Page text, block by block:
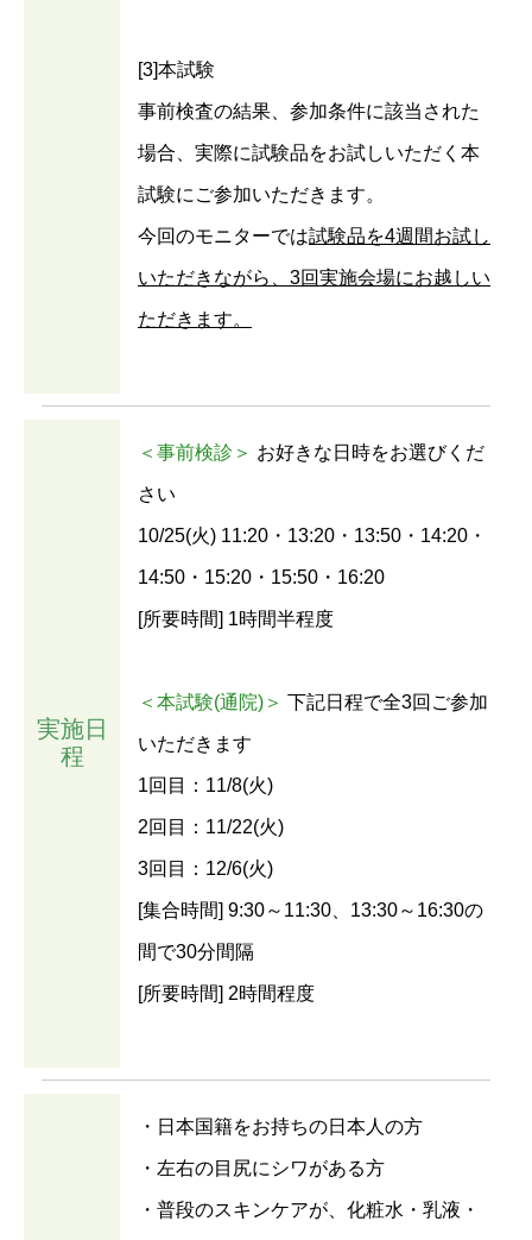
[3]本試験
事前検査の結果、参加条件に該当された
場合、実際に試験品をお試しいただく本
試験にご参加いただきます。
今回のモニターでは試験品を4週間お試し
いただきながら、3回実施会場にお越しい
ただきます。
実施日
程
＜事前検診＞ お好きな日時をお選びくだ
さい
10/25(火) 11:20・13:20・13:50・14:20・
14:50・15:20・15:50・16:20
[所要時間] 1時間半程度
＜本試験(通院)＞ 下記日程で全3回ご参加
いただきます
1回目：11/8(火)
2回目：11/22(火)
3回目：12/6(火)
[集合時間] 9:30～11:30、13:30～16:30の
間で30分間隔
[所要時間] 2時間程度
・日本国籍をお持ちの日本人の方
・左右の目尻にシワがある方
・普段のスキンケアが、化粧水・乳液・